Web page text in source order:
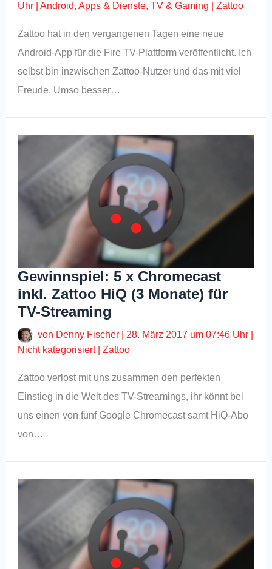
Uhr |Android,Apps & Dienste,TV & Gaming |Zattoo
Zattoo hat in den vergangenen Tagen eine neue
Android-App für die Fire TV-Plattform veröffentlicht. Ich
selbst bin inzwischen Zattoo-Nutzer und das mit viel
Freude. Umso besser…
Gewinnspiel: 5 x Chromecast
inkl. Zattoo HiQ (3 Monate) für
TV-Streaming
von Denny Fischer 28. März 2017 um 07:46 Uhr
Nicht kategorisiert|Zattoo
Zattoo verlost mit uns zusammen den perfekten
Einstieg in die Welt des TV-Streamings, ihr könnt bei
uns einen von fünf Google Chromecast samt HiQ-Abo
von…